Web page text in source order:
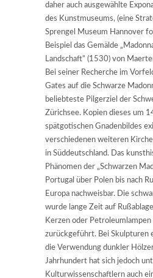
daher auch ausgewählte
des Kunstmuseums, (eine
Sprengel Museum Hannover
Beispiel das Gemälde
Landschaft“ (1530) von
Bei seiner Recherche im
Gates auf die Schwarze
beliebteste Pilgerziel der
Zürichsee. Kopien dieses um
spätgotischen Gnadenbildes
verschiedenen weiteren
in Süddeutschland. Das
Phänomen der „Schwarzen
Portugal über Polen bis nach
Europa nachweisbar. Die
wurde lange Zeit auf
Kerzen oder Petroleumlampen
zurückgeführt. Bei Skulpturen
die Verwendung dunkler
Jahrhundert hat sich jedoch
Kulturwissenschaftlern auch